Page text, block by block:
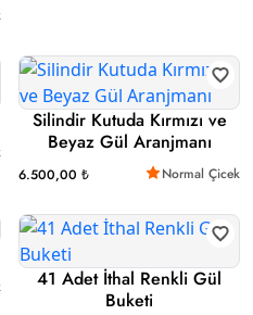
Silindir Kutuda Kırmızı ve
Beyaz Gül Aranjmanı
6.500,00 ₺ Normal Çicek
41 Adet İthal Renkli Gül
Buketi